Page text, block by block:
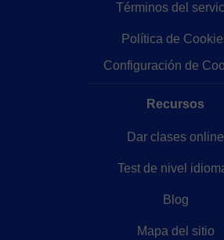
Términos del
Política de
Configuración de
Recursos
Dar clases online
Test de nivel
Blog
Mapa del sitio